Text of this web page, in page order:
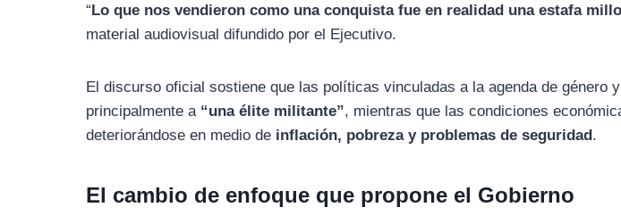
“Lo que nos vendieron como una conquista fue en realidad una estafa
material audiovisual difundido por el Ejecutivo.
El discurso oficial sostiene que las políticas vinculadas a la agenda de género
principalmente a “una élite militante”, mientras que las condiciones
deteriorándose en medio de inflación, pobreza y problemas de seguridad.
El cambio de enfoque que propone el Gobierno